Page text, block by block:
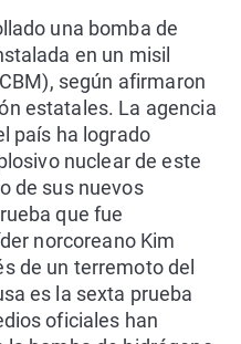
una bomba de
en un misil
según afirmaron
estatales. La agencia
país ha logrado
nuclear de este
de sus nuevos
que fue
norcoreano Kim
de un terremoto del
es la sexta prueba
oficiales han